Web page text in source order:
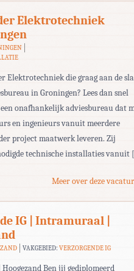
Elektrotechniek
Elektrotechniek die graag aan de
in Groningen? Lees dan snel
onafhankelijk adviesbureau dat
en ingenieurs vanuit meerdere
project maatwerk leveren. Zij
technische installaties
Meer over deze
IG | Intramuraal |
VAKGEBIED:VERZORGENDE IG
Ben jij gediplomeerd